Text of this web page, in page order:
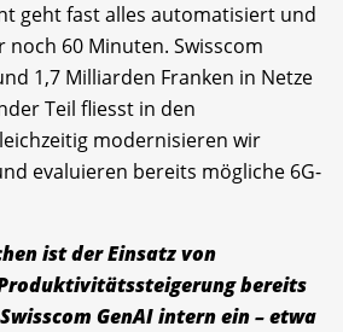
geht fast alles automatisiert und
60 Minuten. Swisscom
1,7 Milliarden Franken in Netze
Teil fliesst in den
modernisieren wir
evaluieren bereits mögliche 6G-
ist der Einsatz von
bereits
GenAI intern ein – etwa